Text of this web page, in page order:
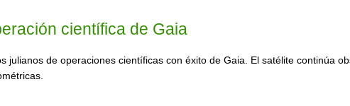
científica de Gaia
julianos de operaciones científicas con éxito de Gaia. El satélite continúa